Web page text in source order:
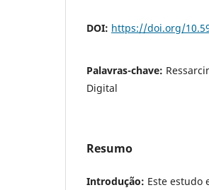
DOI: https://doi.org/
Palavras-chave:
Digital
Resumo
Introdução: Este estudo